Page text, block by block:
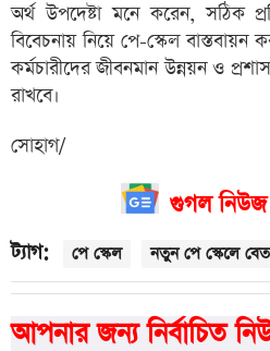
অর্থ উপদেষ্টা মনে করেন, সঠিক
বিবেচনায় নিয়ে পে-স্কেল বাস্তবায়ন
কর্মচারীদের জীবনমান উন্নয়ন ও
রাখবে।
সোহাগ/
গুগল
ট্যাগ: পে স্কেল নতুন পে স্কেলে
আপনার জন্য নির্বাচিত